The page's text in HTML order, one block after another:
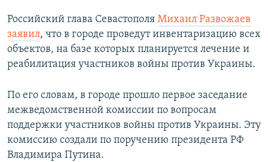
Российский глава Севастополя Михаил Развожаев
заявил, что в городе проведут инвентаризацию всех
объектов, на базе которых планируется лечение и
реабилитация участников войны против Украины.
По его словам, в городе прошло первое заседание
межведомственной комиссии по вопросам
поддержки участников войны против Украины. Эту
комиссию создали по поручению президента РФ
Владимира Путина.